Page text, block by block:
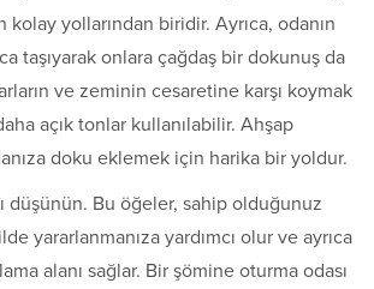
yollarından biridir. Ayrıca, odanın
taşıyarak onlara çağdaş bir dokunuş da
ve zeminin cesaretine karşı koymak
açık tonlar kullanılabilir. Ahşap
doku eklemek için harika bir yoldur.
düşünün. Bu öğeler, sahip olduğunuz
yararlanmanıza yardımcı olur ve ayrıca
alanı sağlar. Bir şömine oturma odası